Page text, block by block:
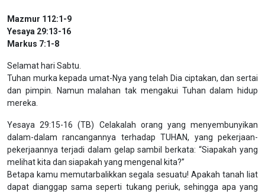
Mazmur 112:1-9
Yesaya 29:13-16
Markus 7:1-8
Selamat hari Sabtu.
Tuhan murka kepada umat-Nya yang telah Dia ciptakan, dan sertai
dan pimpin. Namun malahan tak mengakui Tuhan dalam hidup
mereka.
Yesaya 29:15-16 (TB) Celakalah orang yang menyembunyikan
dalam-dalam rancangannya terhadap TUHAN, yang pekerjaan-
pekerjaannya terjadi dalam gelap sambil berkata: “Siapakah yang
melihat kita dan siapakah yang mengenal kita?”
Betapa kamu memutarbalikkan segala sesuatu! Apakah tanah liat
dapat dianggap sama seperti tukang periuk, sehingga apa yang